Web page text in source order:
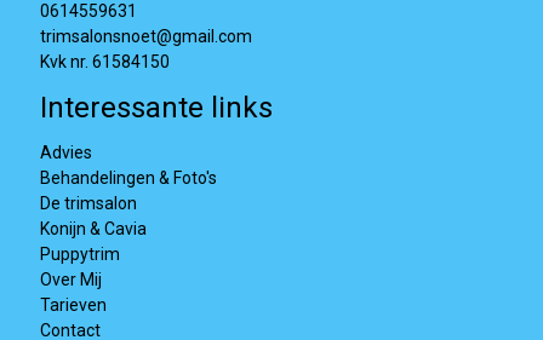
0614559631
trimsalonsnoet@gmail.com
Kvk nr. 61584150
Interessante links
Advies
Behandelingen & Foto's
De trimsalon
Konijn & Cavia
Puppytrim
Over Mij
Tarieven
Contact